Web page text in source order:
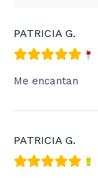
PATRICIA G.
Me encantan
PATRICIA G.